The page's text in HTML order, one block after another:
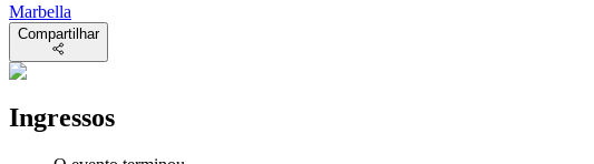
Marbella
Compartilhar
Ingressos